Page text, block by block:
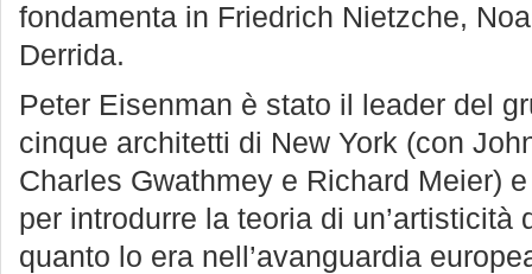
fondamenta in Friedrich Nietzche,
Derrida.
Peter Eisenman è stato il leader del
cinque architetti di New York (con
Charles Gwathmey e Richard Meier)
per introdurre la teoria di un’artisticità
quanto lo era nell’avanguardia